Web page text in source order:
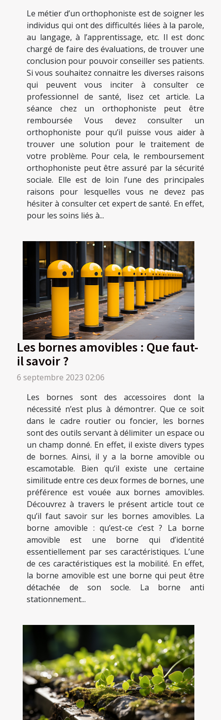
Le métier d’un orthophoniste est de soigner les
individus qui ont des difficultés liées à la parole,
au langage, à l’apprentissage, etc. Il est donc
chargé de faire des évaluations, de trouver une
conclusion pour pouvoir conseiller ses patients.
Si vous souhaitez connaitre les diverses raisons
qui peuvent vous inciter à consulter ce
professionnel de santé, lisez cet article. La
séance chez un orthophoniste peut être
remboursée Vous devez consulter un
orthophoniste pour qu’il puisse vous aider à
trouver une solution pour le traitement de
votre problème. Pour cela, le remboursement
orthophoniste peut être assuré par la sécurité
sociale. Elle est de loin l’une des principales
raisons pour lesquelles vous ne devez pas
hésiter à consulter cet expert de santé. En effet,
pour les soins liés à...
Les bornes amovibles : Que faut-
il savoir ?
6 septembre 2023 02:06
Les bornes sont des accessoires dont la
nécessité n’est plus à démontrer. Que ce soit
dans le cadre routier ou foncier, les bornes
sont des outils servant à délimiter un espace ou
un champ donné. En effet, il existe divers types
de bornes. Ainsi, il y a la borne amovible ou
escamotable. Bien qu’il existe une certaine
similitude entre ces deux formes de bornes, une
préférence est vouée aux bornes amovibles.
Découvrez à travers le présent article tout ce
qu’il faut savoir sur les bornes amovibles. La
borne amovible : qu’est-ce c’est ? La borne
amovible est une borne qui d’identité
essentiellement par ses caractéristiques. L’une
de ces caractéristiques est la mobilité. En effet,
la borne amovible est une borne qui peut être
détachée de son socle. La borne anti
stationnement...